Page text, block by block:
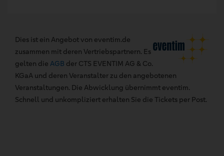
Dies ist ein Angebot von eventim.de
zusammen mit deren Vertriebspartnern. Es
gelten die AGB der CTS EVENTIM AG & Co.
KGaA und deren Veranstalter zu den angebotenen
Veranstaltungen. Die Abwicklung übernimmt eventim.
Schnell und unkompliziert erhalten Sie die Tickets per Post.